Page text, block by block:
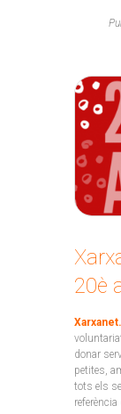
20è
donar
petites,
tots els